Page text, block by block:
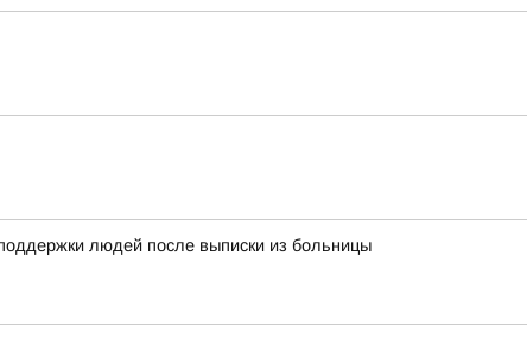
людей после выписки из больницы